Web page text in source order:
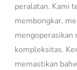
peralatan. Kami
membongkar,
mengoperasikan
kompleksitas.
memastikan